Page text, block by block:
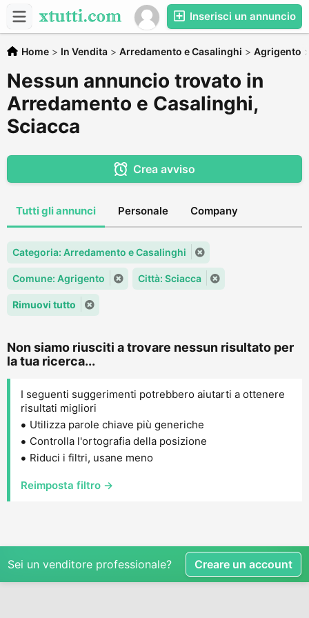
Inserisci un annuncio
Home > In Vendita > Arredamento e Casalinghi > Agrigento
Nessun annuncio trovato in
Arredamento e Casalinghi,
Sciacca
Crea avviso
Tutti gli annunci Personale Company
Categoria: Arredamento e Casalinghi
Comune: Agrigento Città: Sciacca
Rimuovi tutto
Non siamo riusciti a trovare nessun risultato per
la tua ricerca...
I seguenti suggerimenti potrebbero aiutarti a ottenere
risultati migliori
Utilizza parole chiave più generiche
Controlla l'ortografia della posizione
Riduci i filtri, usane meno
Reimposta filtro →
Sei un venditore professionale? Creare un account